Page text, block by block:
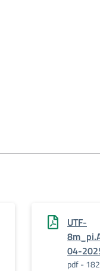
UTF-
04-
pdf -